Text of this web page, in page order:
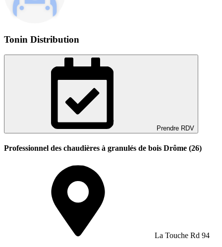
Tonin Distribution
Prendre RDV
Professionnel des chaudières à granulés de bois Drôme (26)
La Touche Rd 94